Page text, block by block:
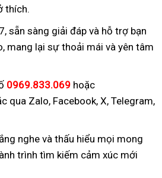
thích.
sẵn sàng giải đáp và hỗ trợ bạn
mang lại sự thoải mái và yên tâm
0969.833.069 hoặc
qua Zalo, Facebook, X, Telegram,
nghe và thấu hiểu mọi mong
trình tìm kiếm cảm xúc mới